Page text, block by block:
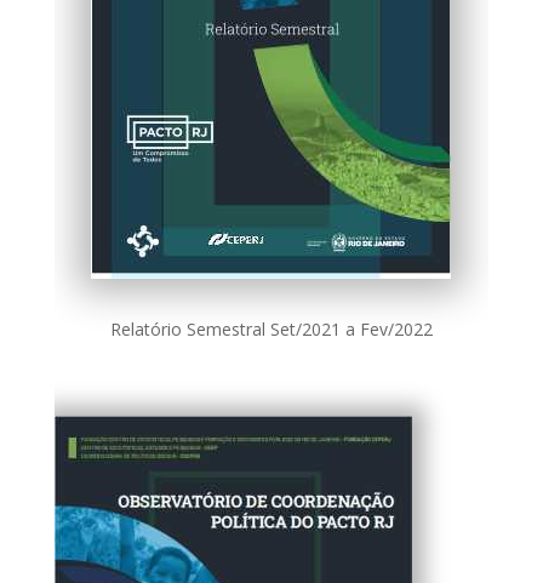
Relatório Semestral Set/2021 a Fev/2022